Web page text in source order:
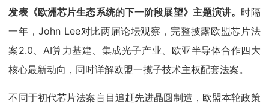
发表《欧洲芯片生态系统的下一阶段展望》主题演讲。 时隔
一年，John Lee对比两届论坛观察，完整披露欧盟芯片法
案2.0、AI算力基建、集成光子产业、欧亚半导体合作四大
核心最新动向，同时详解欧盟一揽子技术主权配套法案。
不同于初代芯片法案盲目追赶先进晶圆制造，欧盟本轮政策